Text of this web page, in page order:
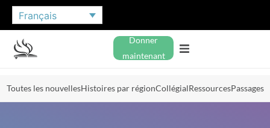
Français
Donner
maintenant
Toutes les nouvellesHistoires par régionCollégialRessourcesPassages